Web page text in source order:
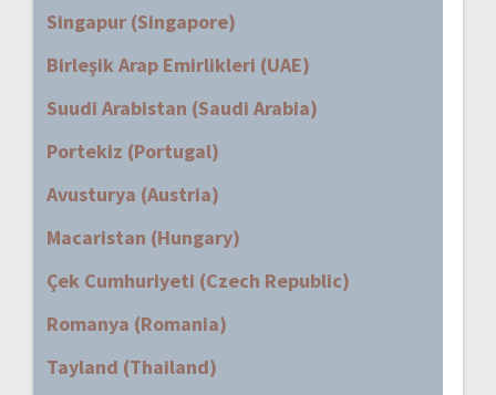
Singapur (Singapore)
Birleşik Arap Emirlikleri (UAE)
Suudi Arabistan (Saudi Arabia)
Portekiz (Portugal)
Avusturya (Austria)
Macaristan (Hungary)
Çek Cumhuriyeti (Czech Republic)
Romanya (Romania)
Tayland (Thailand)